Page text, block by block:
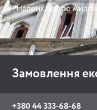
Наприклад:по
Замовлення
+380 44 333-68-68
з 10.00
Viber